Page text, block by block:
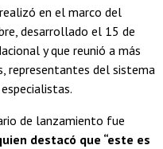
en el marco del
desarrollado el 15 de
y que reunió a más
representantes del sistema
de lanzamiento fue
destacó que “este es